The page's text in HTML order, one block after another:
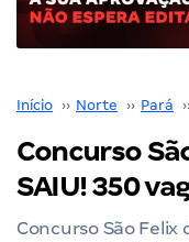
Início ›› Norte ›› Pará
Concurso
SAIU! 350
Concurso São Felix